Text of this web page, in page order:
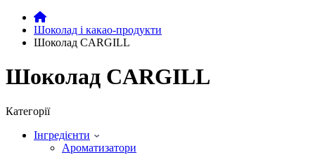
Шоколад і какао-продукти
Шоколад CARGILL
Шоколад CARGILL
Категорії
Інгредієнти
Ароматизатори